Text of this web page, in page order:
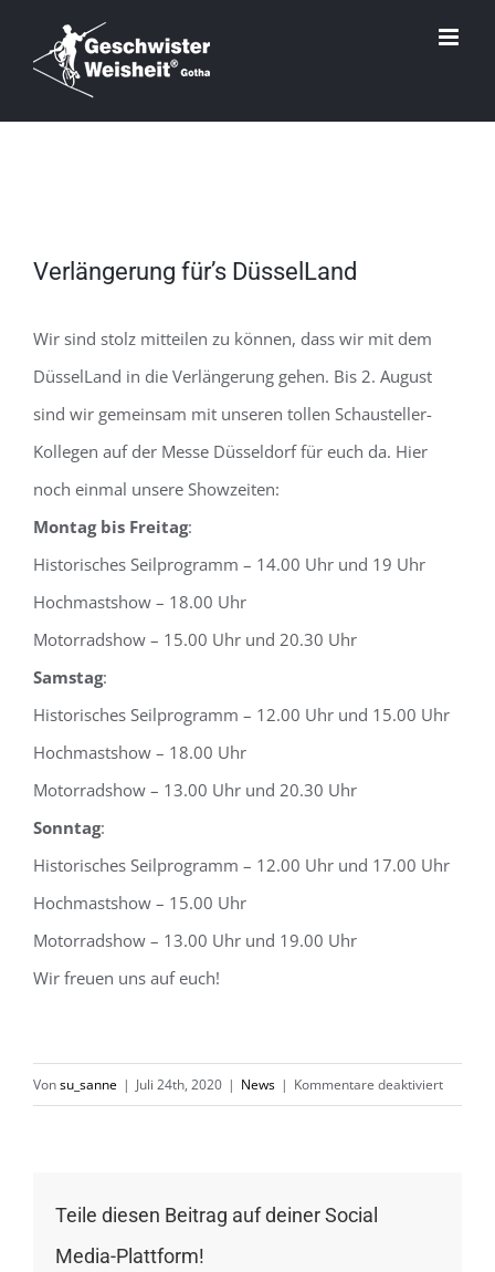
Inhalt
grösseres
Verlängerung für’s DüsselLand
Wir sind stolz mitteilen zu können, dass wir mit dem
DüsselLand in die Verlängerung gehen. Bis 2. August
sind wir gemeinsam mit unseren tollen Schausteller-
Kollegen auf der Messe Düsseldorf für euch da. Hier
noch einmal unsere Showzeiten:
Montag bis Freitag:
Historisches Seilprogramm – 14.00 Uhr und 19 Uhr
Hochmastshow – 18.00 Uhr
Motorradshow – 15.00 Uhr und 20.30 Uhr
Samstag:
Historisches Seilprogramm – 12.00 Uhr und 15.00 Uhr
Hochmastshow – 18.00 Uhr
Motorradshow – 13.00 Uhr und 20.30 Uhr
Sonntag:
Historisches Seilprogramm – 12.00 Uhr und 17.00 Uhr
Hochmastshow – 15.00 Uhr
Motorradshow – 13.00 Uhr und 19.00 Uhr
Wir freuen uns auf euch!
Vonsu_sanne | Juli 24th, 2020 | News | Kommentare deaktiviertfür
Teile diesen Beitrag auf deiner Social
Media-Plattform!